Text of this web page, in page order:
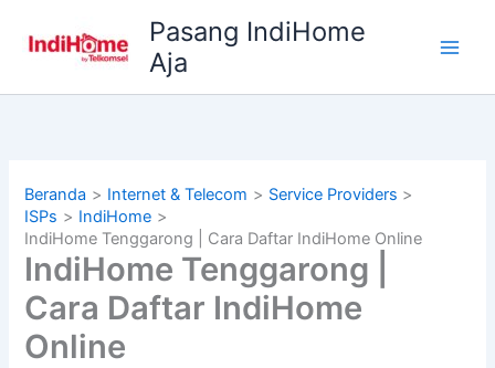
Pasang IndiHome
Aja
Beranda Internet & Telecom
Service Providers
ISPs
IndiHome
IndiHome Tenggarong | Cara Daftar IndiHome Online
IndiHome Tenggarong |
Cara Daftar IndiHome
Online